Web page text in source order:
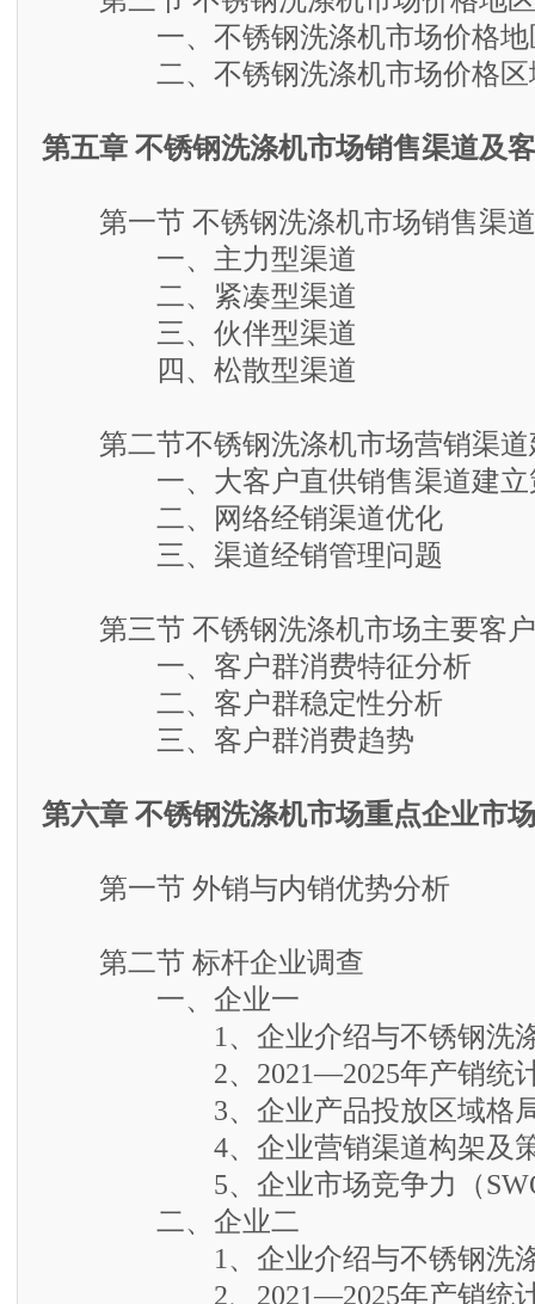
一、不锈钢洗涤机市场价格地
二、不锈钢洗涤机市场价格区域
第五章 不锈钢洗涤机市场销售渠道及
第一节 不锈钢洗涤机市场销售渠
一、主力型渠道
二、紧凑型渠道
三、伙伴型渠道
四、松散型渠道
第二节不锈钢洗涤机市场营销渠道
一、大客户直供销售渠道建立
二、网络经销渠道优化
三、渠道经销管理问题
第三节 不锈钢洗涤机市场主要客
一、客户群消费特征分析
二、客户群稳定性分析
三、客户群消费趋势
第六章 不锈钢洗涤机市场重点企业市
第一节 外销与内销优势分析
第二节 标杆企业调查
一、企业一
1、企业介绍与不锈钢洗涤
2、2021—2025年产销统计
3、企业产品投放区域格
4、企业营销渠道构架及
5、企业市场竞争力（
二、企业二
1、企业介绍与不锈钢洗涤
2、2021—2025年产销统计